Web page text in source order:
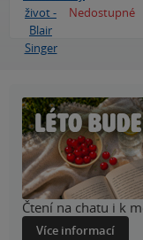
Nedostupné
Čtení na chatu i k
Více informací